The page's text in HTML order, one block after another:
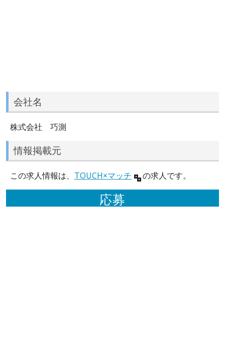
会社名
株式会社 巧測
情報掲載元
この求人情報は、 TOUCH×マッチ の求人です。
応募